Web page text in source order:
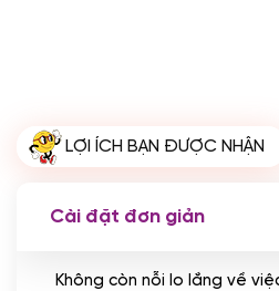
(+200.000 VND)
LỢI ÍCH BẠN ĐƯỢC NHẬN
Cài đặt đơn giản
Không còn nỗi lo lắng về